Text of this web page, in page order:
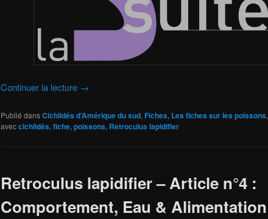
Continuer la lecture →
Publié dansCichlidés d’Amérique du sud, Fiches, Les fiches sur les poissons,
aveccichlidés, fiche, poissons, Retroculus lapidifier
Retroculus lapidifier – Article n°4 :
Comportement, Eau & Alimentation